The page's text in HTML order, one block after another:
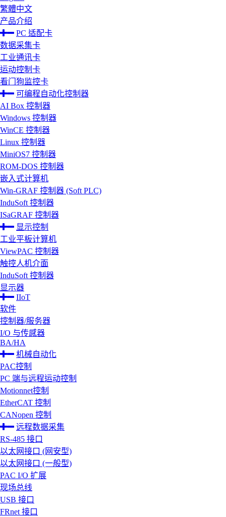
繁體中文
产品介绍
PC 适配卡
数据采集卡
工业通讯卡
运动控制卡
看门狗监控卡
可编程自动化控制器
AI Box 控制器
Windows 控制器
WinCE 控制器
Linux 控制器
MiniOS7 控制器
ROM-DOS 控制器
嵌入式计算机
Win-GRAF 控制器 (Soft PLC)
InduSoft 控制器
ISaGRAF 控制器
显示控制
工业平板计算机
ViewPAC 控制器
触控人机介面
InduSoft 控制器
显示器
IIoT
软件
控制器/服务器
I/O 与传感器
BA/HA
机械自动化
PAC控制
PC 端与远程运动控制
Motionnet控制
EtherCAT 控制
CANopen 控制
远程数据采集
RS-485 接口
以太网接口 (网安型)
以太网接口 (一般型)
PAC I/O 扩展
现场总线
USB 接口
FRnet 接口